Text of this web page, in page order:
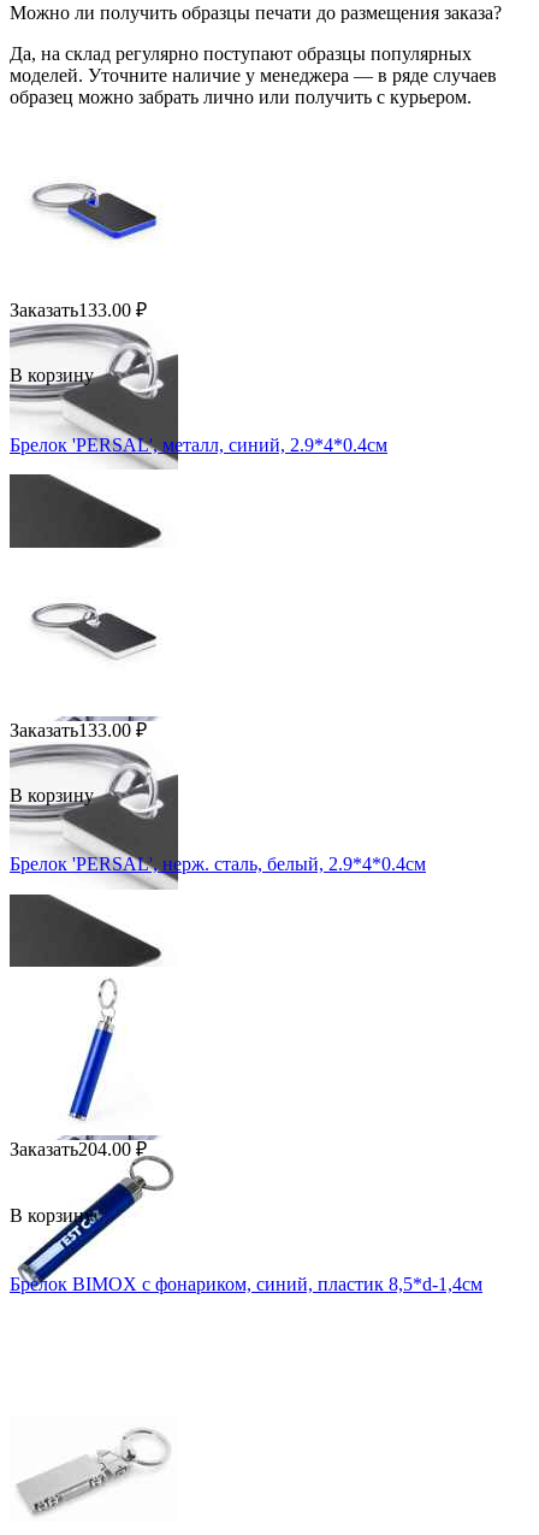
Можно ли получить образцы печати до размещения заказа?
Да, на склад регулярно поступают образцы популярных
моделей. Уточните наличие у менеджера — в ряде случаев
образец можно забрать лично или получить с курьером.
Заказать133.00 ₽
В корзину
Брелок 'PERSAL', металл, синий, 2.9*4*0.4см
Заказать133.00 ₽
В корзину
Брелок 'PERSAL', нерж. сталь, белый, 2.9*4*0.4см
Заказать204.00 ₽
В корзину
Брелок BIMOX с фонариком, синий, пластик 8,5*d-1,4см